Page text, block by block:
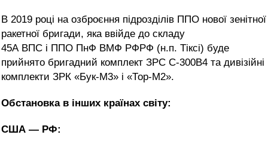
В 2019 році на озброєння підрозділів ППО нової зенітної
ракетної бригади, яка ввійде до складу
45А ВПС і ППО ПнФ ВМФ РФРФ (н.п. Тіксі) буде
прийнято бригадний комплект ЗРС С-300В4 та дивізійні
комплекти ЗРК «Бук-М3» і «Тор-М2».
Обстановка в інших країнах світу:
США — РФ: